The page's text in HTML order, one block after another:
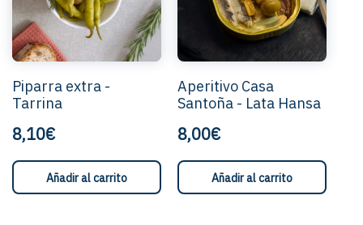
página
de
Piparra extra -
Tarrina
8,10€
Añadir al carrito
Aperitivo Casa
Santoña - Lata Hansa
8,00€
Añadir al carrito